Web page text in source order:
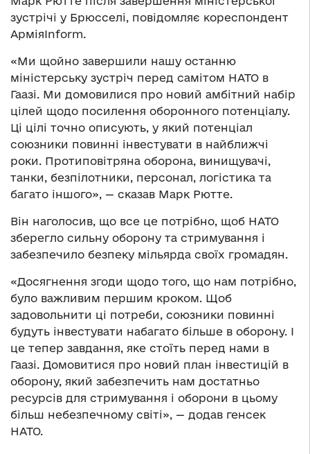
зустрічі у Брюсселі, повідомляє кореспондент
АрміяInform.
«Ми щойно завершили нашу останню
міністерську зустріч перед самітом НАТО в
Гаазі. Ми домовилися про новий амбітний набір
цілей щодо посилення оборонного потенціалу.
Ці цілі точно описують, у який потенціал
союзники повинні інвестувати в найближчі
роки. Протиповітряна оборона, винищувачі,
танки, безпілотники, персонал, логістика та
багато іншого», — сказав Марк Рютте.
Він наголосив, що все це потрібно, щоб НАТО
зберегло сильну оборону та стримування і
забезпечило безпеку мільярда своїх громадян.
«Досягнення згоди щодо того, що нам потрібно,
було важливим першим кроком. Щоб
задовольнити ці потреби, союзники повинні
будуть інвестувати набагато більше в оборону. І
це тепер завдання, яке стоїть перед нами в
Гаазі. Домовитися про новий план інвестицій в
оборону, який забезпечить нам достатньо
ресурсів для стримування і оборони в цьому
більш небезпечному світі», — додав генсек
НАТО.